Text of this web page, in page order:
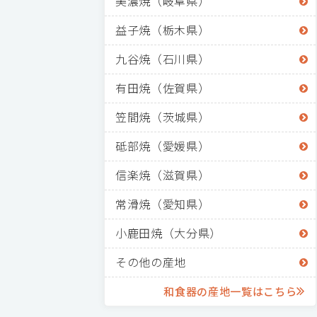
益子焼（栃木県）
九谷焼（石川県）
有田焼（佐賀県）
笠間焼（茨城県）
砥部焼（愛媛県）
信楽焼（滋賀県）
常滑焼（愛知県）
小鹿田焼（大分県）
その他の産地
和食器の産地一覧はこちら